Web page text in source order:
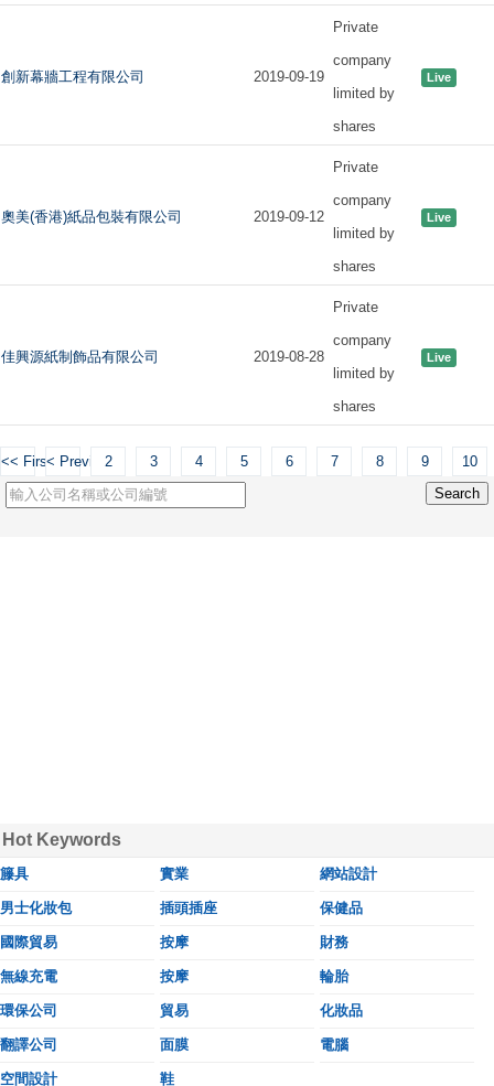
創新幕牆工程有限公司 2019-09-19
Private
company
limited by
shares
Live
奧美(香港)紙品包裝有限公司 2019-09-12
Private
company
limited by
shares
Live
佳興源紙制飾品有限公司 2019-08-28
Private
company
limited by
shares
Live
<< First< Previous
2 3 4 5 6 7 8 9 10
Hot Keywords
籐具 實業 網站設計
男士化妝包 插頭插座 保健品
國際貿易 按摩 財務
無線充電 按摩 輪胎
環保公司 貿易 化妝品
翻譯公司 面膜 電腦
空間設計 鞋